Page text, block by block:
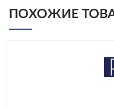
ПОХОЖИЕ